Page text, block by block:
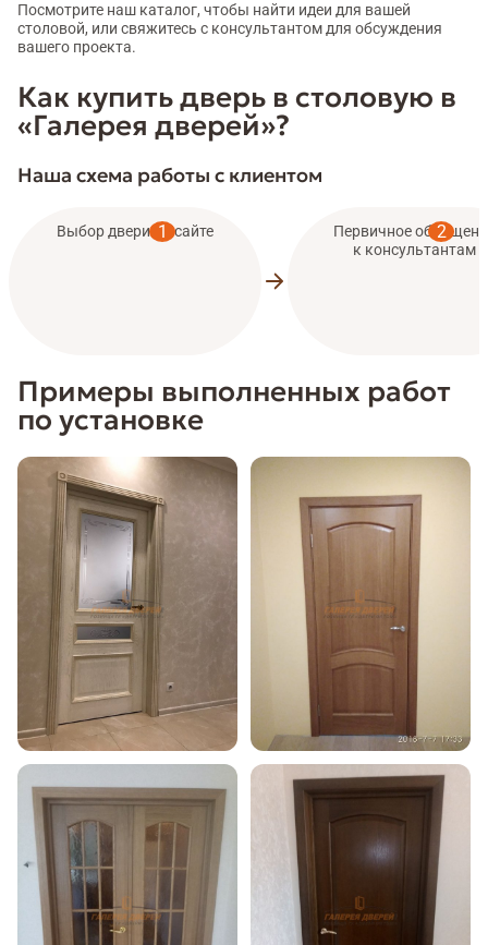
Посмотрите наш каталог, чтобы найти идеи для вашей
столовой, или свяжитесь с консультантом для обсуждения
вашего проекта.
Как купить дверь в столовую в
«Галерея дверей»?
Наша схема работы с клиентом
Выбор двери на сайте
Первичное
к консультантам
Примеры выполненных работ
по установке